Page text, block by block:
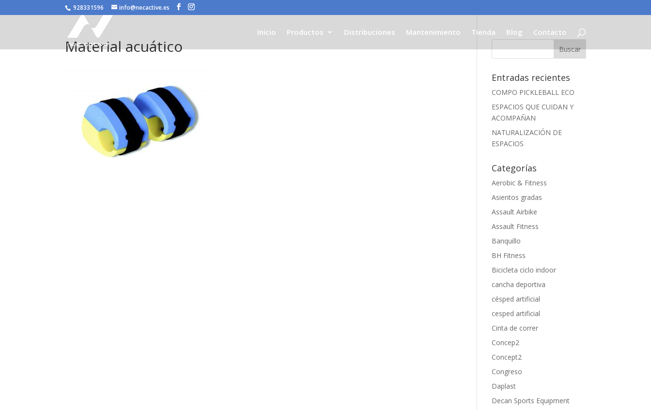
/* JS para menú plegable móvil Divi */
928331596 info@necactive.es
Inicio Productos Distribuciones Mantenimiento Tienda Blog Contacto
Material acuático
Entradas recientes
COMPO PICKLEBALL ECO
ESPACIOS QUE CUIDAN Y
ACOMPAÑAN
NATURALIZACIÓN DE
ESPACIOS
Categorías
Aerobic & Fitness
Asientos gradas
Assault Airbike
Assault Fitness
Banquillo
BH Fitness
Bicicleta ciclo indoor
cancha deportiva
césped artificial
cesped artificial
Cinta de correr
Concep2
Concept2
Congreso
Daplast
Decan Sports Equipment